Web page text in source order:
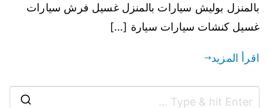
بالمنزل بوليش سيارات بالمنزل غسيل فرش سيارات
غسيل كنشات سيارات سيارة […]
اقرأ المزيد